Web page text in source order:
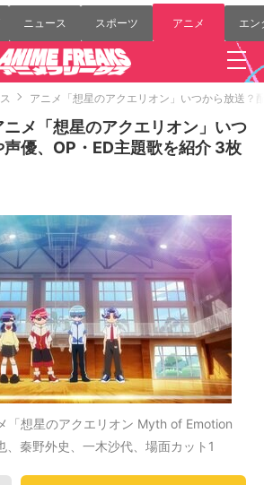
ニュース スポーツ アニメ エン
アニメ「想星のアクエリオン」いつから放送？
ニメ「想星のアクエリオン」いつ
優、OP・ED主題歌を紹介 3枚
「想星のアクエリオン Myth of Emotion
、秦野外史、一木沙代、場面カット1